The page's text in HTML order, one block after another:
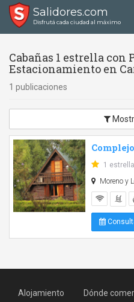
Salidores.com
Disfrutá cada ciudad al máximo
Cabañas 1 estrella
Estacionamiento en
1 publicaciones
1 estrella
Moreno y
Alojamiento Dónde comer